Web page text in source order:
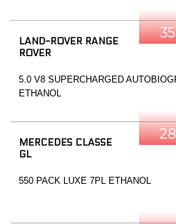
LAND-ROVER RANGE
ROVER
5.0 V8 SUPERCHARGED
ETHANOL
MERCEDES CLASSE
GL
550 PACK LUXE 7PL ETHANOL